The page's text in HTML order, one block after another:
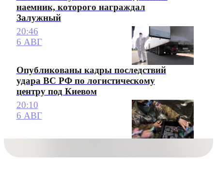
наемник, которого награждал
Залужный
20:46
6 АВГ
Опубликованы кадры последствий
удара ВС РФ по логистическому
центру под Киевом
20:10
6 АВГ